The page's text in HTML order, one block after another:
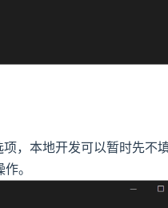
，本地开发可以暂时先不
。